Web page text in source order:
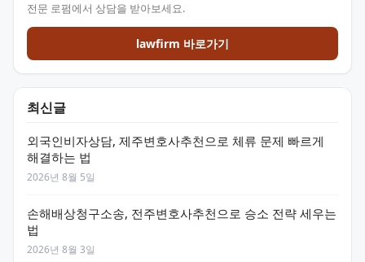
전문 로펌에서 상담을 받아보세요.
lawfirm 바로가기
최신글
외국인비자상담, 제주변호사추천으로 체류 문제 빠르게
해결하는 법
2026년 8월 5일
손해배상청구소송, 전주변호사추천으로 승소 전략 세우는
법
2026년 8월 3일